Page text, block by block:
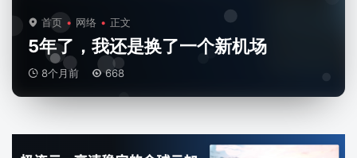
首页 网络 正文
5年了，我还是换了一个新机场
8个月前 668